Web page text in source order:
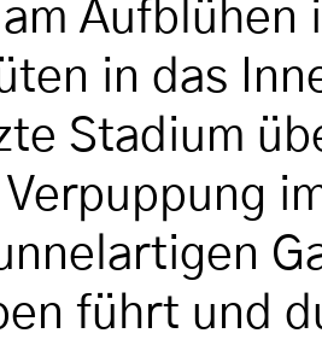
in das
Stadium
führt und